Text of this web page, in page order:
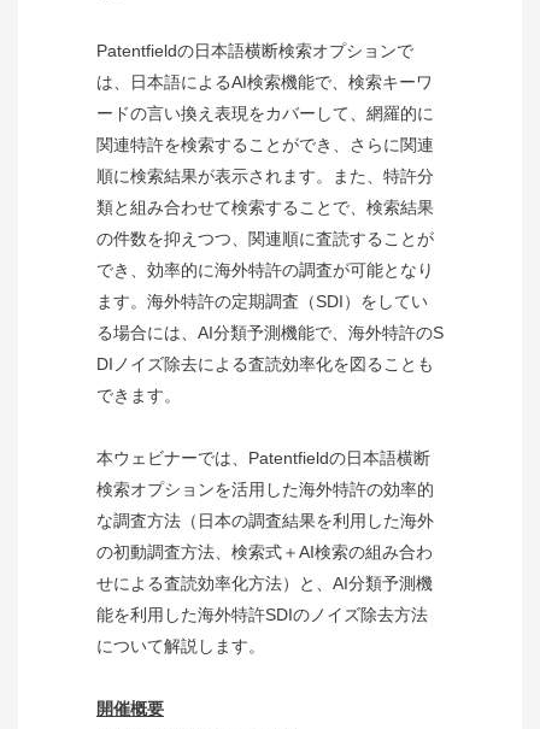
Patentfieldの日本語横断検索オプションで
は、日本語によるAI検索機能で、検索キーワ
ードの言い換え表現をカバーして、網羅的に
関連特許を検索することができ、さらに関連
順に検索結果が表示されます。また、特許分
類と組み合わせて検索することで、検索結果
の件数を抑えつつ、関連順に査読することが
でき、効率的に海外特許の調査が可能となり
ます。海外特許の定期調査（SDI）をしてい
る場合には、AI分類予測機能で、海外特許のS
DIノイズ除去による査読効率化を図ることも
できます。
本ウェビナーでは、Patentfieldの日本語横断
検索オプションを活用した海外特許の効率的
な調査方法（日本の調査結果を利用した海外
の初動調査方法、検索式＋AI検索の組み合わ
せによる査読効率化方法）と、AI分類予測機
能を利用した海外特許SDIのノイズ除去方法
について解説します。
開催概要